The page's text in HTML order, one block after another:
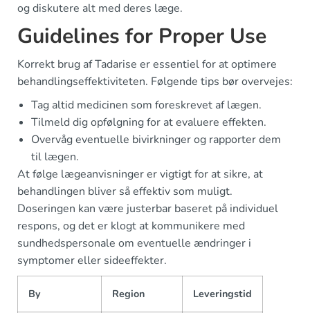
og diskutere alt med deres læge.
Guidelines for Proper Use
Korrekt brug af Tadarise er essentiel for at optimere
behandlingseffektiviteten. Følgende tips bør overvejes:
Tag altid medicinen som foreskrevet af lægen.
Tilmeld dig opfølgning for at evaluere effekten.
Overvåg eventuelle bivirkninger og rapporter dem
til lægen.
At følge lægeanvisninger er vigtigt for at sikre, at
behandlingen bliver så effektiv som muligt.
Doseringen kan være justerbar baseret på individuel
respons, og det er klogt at kommunikere med
sundhedspersonale om eventuelle ændringer i
symptomer eller sideeffekter.
By Region Leveringstid